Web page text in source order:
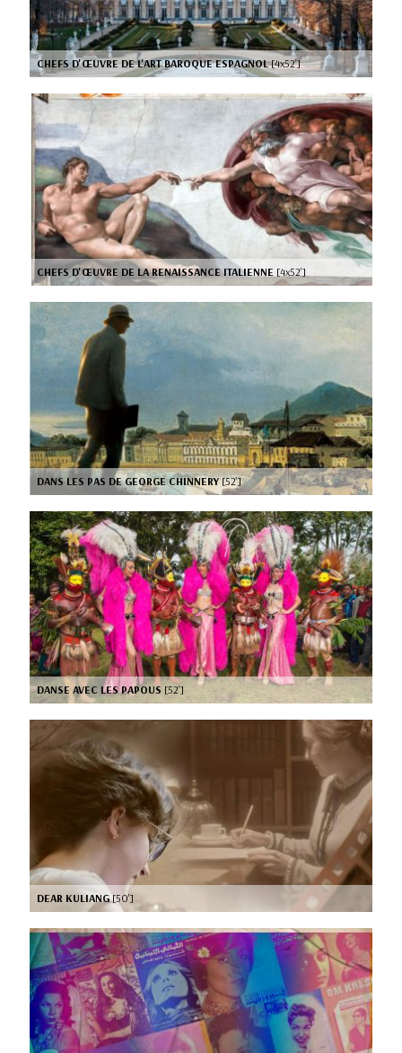
CHEFS D'ŒUVRE DE L'ART BAROQUE ESPAGNOL[4x52’]
CHEFS D'ŒUVRE DE LA RENAISSANCE ITALIENNE [4x52’]
DANS LES PAS DE GEORGE CHINNERY[52’]
DANSE AVEC LES PAPOUS [52’]
DEAR KULIANG[50’]